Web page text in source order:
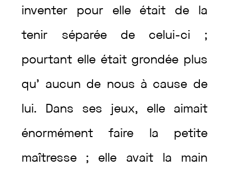
inventer pour elle était de la
tenir séparée de celui-ci ;
pourtant elle était grondée plus
qu’ aucun de nous à cause de
lui. Dans ses jeux, elle aimait
énormémentfaire la petite
maîtresse ; elle avait la main